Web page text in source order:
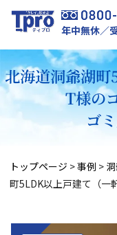
年中無休／
北海道洞爺湖
T様の
ゴ
トップページ >事例 >
町5LDK以上戸建て（一